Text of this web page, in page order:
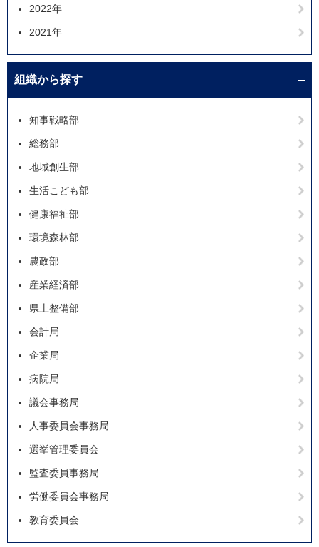
2022年
2021年
組織から探す
知事戦略部
総務部
地域創生部
生活こども部
健康福祉部
環境森林部
農政部
産業経済部
県土整備部
会計局
企業局
病院局
議会事務局
人事委員会事務局
選挙管理委員会
監査委員事務局
労働委員会事務局
教育委員会